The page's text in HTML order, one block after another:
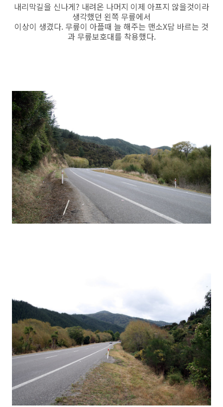
내리막길을 신나게? 내려온 나머지 이제 아프지 않을것이라
생각했던 왼쪽 무릎에서
이상이 생겼다. 무릎이 아플때 늘 해주는 맨소X담 바르는 것
과 무릎보호대를 착용했다.